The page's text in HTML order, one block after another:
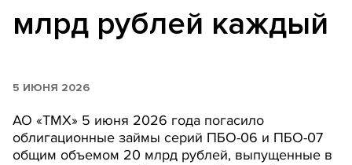
млрд рублей каждый
5 ИЮНЯ 2026
АО «ТМХ» 5 июня 2026 года погасило
облигационные займы серий ПБО-06 и ПБО-07
общим объемом 20 млрд рублей, выпущенные в